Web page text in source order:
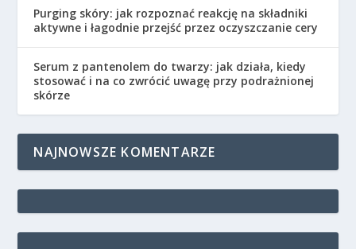
Purging skóry: jak rozpoznać reakcję na składniki
aktywne i łagodnie przejść przez oczyszczanie cery
Serum z pantenolem do twarzy: jak działa, kiedy
stosować i na co zwrócić uwagę przy podrażnionej
skórze
NAJNOWSZE KOMENTARZE